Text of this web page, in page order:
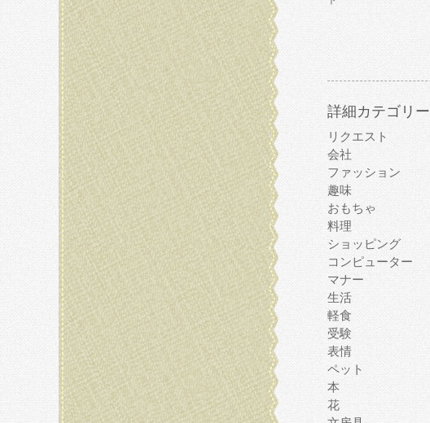
詳細カテゴリー
リクエスト
会社
ファッション
趣味
おもちゃ
料理
ショッピング
コンピューター
マナー
生活
軽食
受験
表情
ペット
本
花